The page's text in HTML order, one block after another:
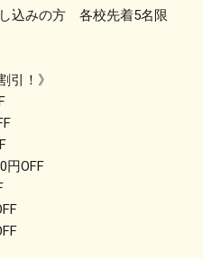
込みの方 各校先着5名限
引！》
OFF